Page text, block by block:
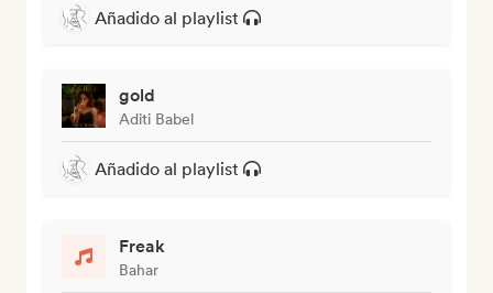
Añadido al playlist
gold
Aditi Babel
Añadido al playlist
Freak
Bahar